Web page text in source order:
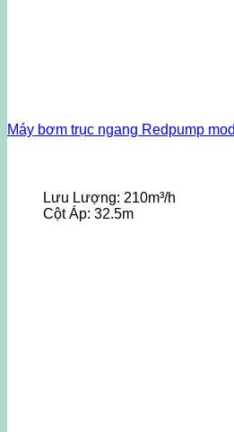
Máy bơm trục ngang Redpump
Lưu Lượng: 210m³/h
Cột Áp: 32.5m